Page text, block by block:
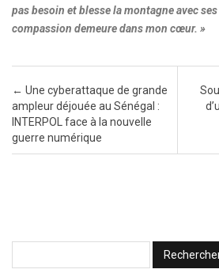
pas besoin et blesse la montagne avec
compassion demeure dans mon cœur. »
Post navigation
← Une cyberattaque de grande
ampleur déjouée au Sénégal :
INTERPOL face à la nouvelle
guerre numérique